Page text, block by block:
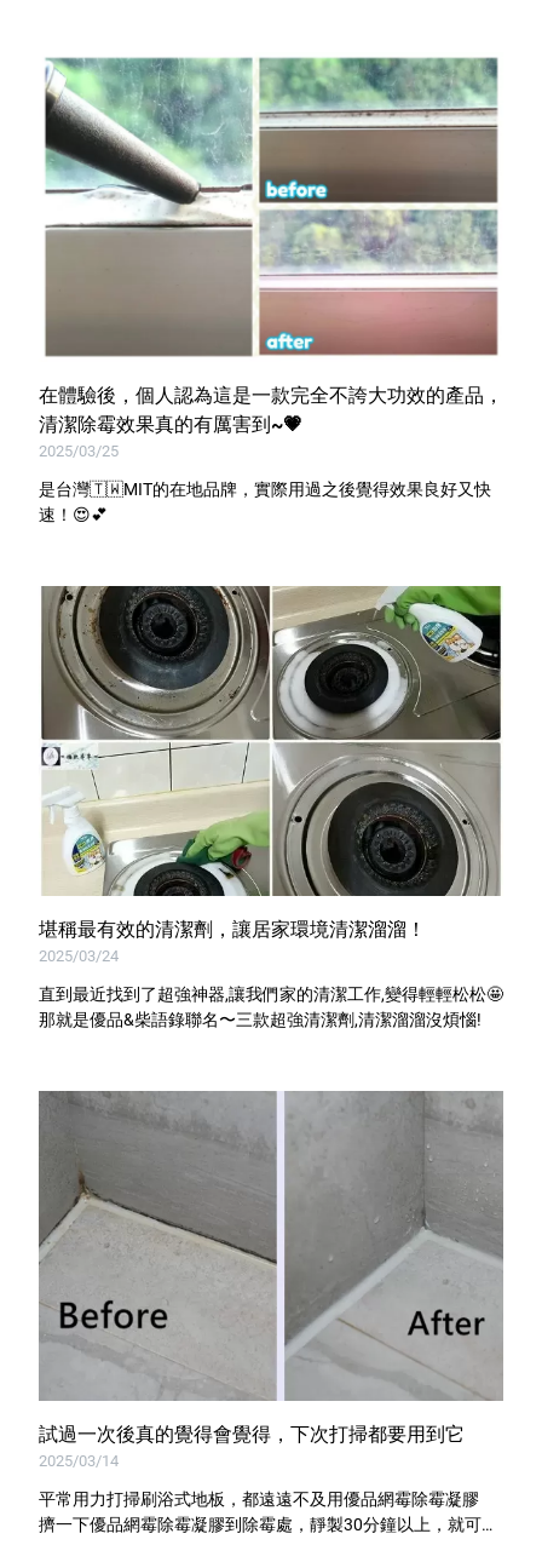
在體驗後，個人認為這是一款完全不誇大功效的產品，
清潔除霉效果真的有厲害到~💗
2025/03/25
是台灣🇹🇼MIT的在地品牌，實際用過之後覺得效果良好又快
速！😍💕
堪稱最有效的清潔劑，讓居家環境清潔溜溜！
2025/03/24
直到最近找到了超強神器,讓我們家的清潔工作,變得輕輕松松🤩
那就是優品&柴語錄聯名〜三款超強清潔劑,清潔溜溜沒煩惱!
試過一次後真的覺得會覺得，下次打掃都要用到它
2025/03/14
平常用力打掃刷浴式地板，都遠遠不及用優品網霉除霉凝膠
擠一下優品網霉除霉凝膠到除霉處，靜製30分鐘以上，就可以